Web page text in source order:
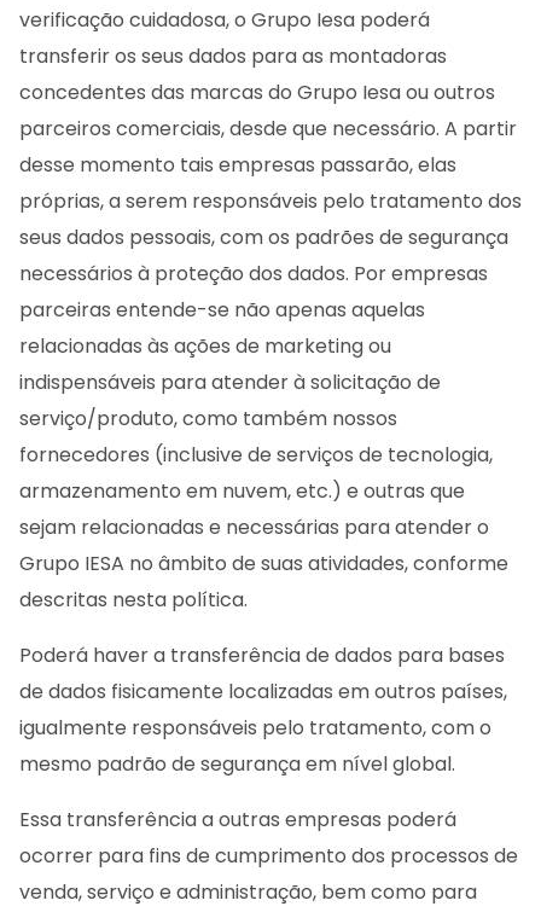
verificação cuidadosa, o Grupo Iesa poderá
transferir os seus dados para as montadoras
concedentes das marcas do Grupo Iesa ou outros
parceiros comerciais, desde que necessário. A partir
desse momento tais empresas passarão, elas
próprias, a serem responsáveis pelo tratamento dos
seus dados pessoais, com os padrões de segurança
necessários à proteção dos dados. Por empresas
parceiras entende-se não apenas aquelas
relacionadas às ações de marketing ou
indispensáveis para atender à solicitação de
serviço/produto, como também nossos
fornecedores (inclusive de serviços de tecnologia,
armazenamento em nuvem, etc.) e outras que
sejam relacionadas e necessárias para atender o
Grupo IESA no âmbito de suas atividades, conforme
descritas nesta política.
Poderá haver a transferência de dados para bases
de dados fisicamente localizadas em outros países,
igualmente responsáveis pelo tratamento, com o
mesmo padrão de segurança em nível global.
Essa transferência a outras empresas poderá
ocorrer para fins de cumprimento dos processos de
venda, serviço e administração, bem como para